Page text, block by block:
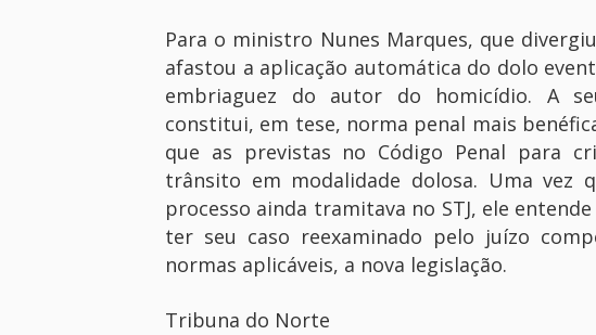
Para o ministro Nunes Marques, que
afastou a aplicação automática do dolo
embriaguez do autor do homicídio. A
constitui, em tese, norma penal mais
que as previstas no Código Penal para
trânsito em modalidade dolosa. Uma vez
processo ainda tramitava no STJ, ele
ter seu caso reexaminado pelo juízo
normas aplicáveis, a nova legislação.
Tribuna do Norte